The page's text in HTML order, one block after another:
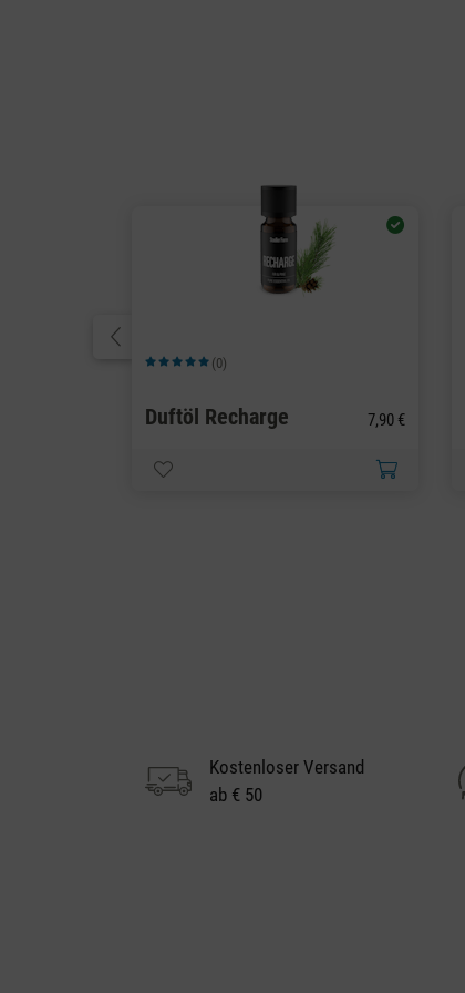
Durchschnittliche Bewertung von 5 von 5 Sternen
(0)
Duftöl Recharge 7,90 €
Kostenloser Versand
ab € 50